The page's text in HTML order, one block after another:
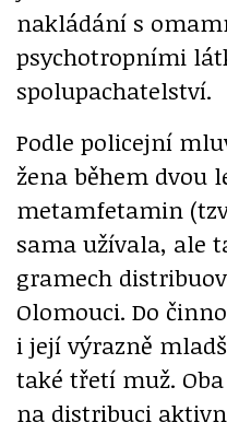
nakládání s
psychotropními
spolupachatelství.
Podle policejní
žena během dvou
metamfetamin
sama užívala, ale
gramech
Olomouci. Do
i její výrazně
také třetí muž.
na distribuci